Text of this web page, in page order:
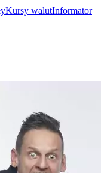
Kursy walutInformator